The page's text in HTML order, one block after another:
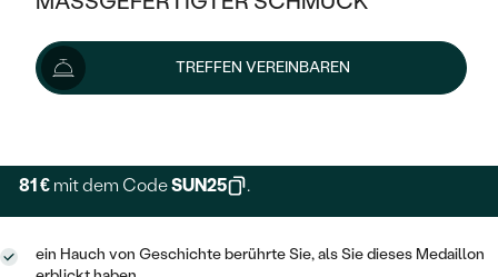
KLASSISCH
MEMOIRE
MIT MEHREREN DIAMANTEN
HALO
VINTAGE
IM SET
AUSVERKAUF
WENN SCHMUCK HILFT
NACH TYP
OHRRINGE
RINGE
PLATIN
OHRSTECKER
CREOLEN
GOLD
SILBER
NACH STYL
SOLITÄR
AUSVERKAUF
GOLD
SILBER
TREFFEN VEREINBAREN
108 €129 € -17 %
Schmuck ist auf Lager. Wir liefern ihn innerhalb von 24
Stunden.
81 € mit dem CodeSUN25 .
ein Hauch von Geschichte berührte Sie, als Sie dieses Medaillon